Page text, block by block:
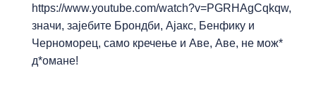
https://www.youtube.com/watch?v=PGRHAgCqkqw,
значи, зајебите Брондби, Ајакс, Бенфику и
Черноморец, само кречење и Аве, Аве, не мож*
д*омане!